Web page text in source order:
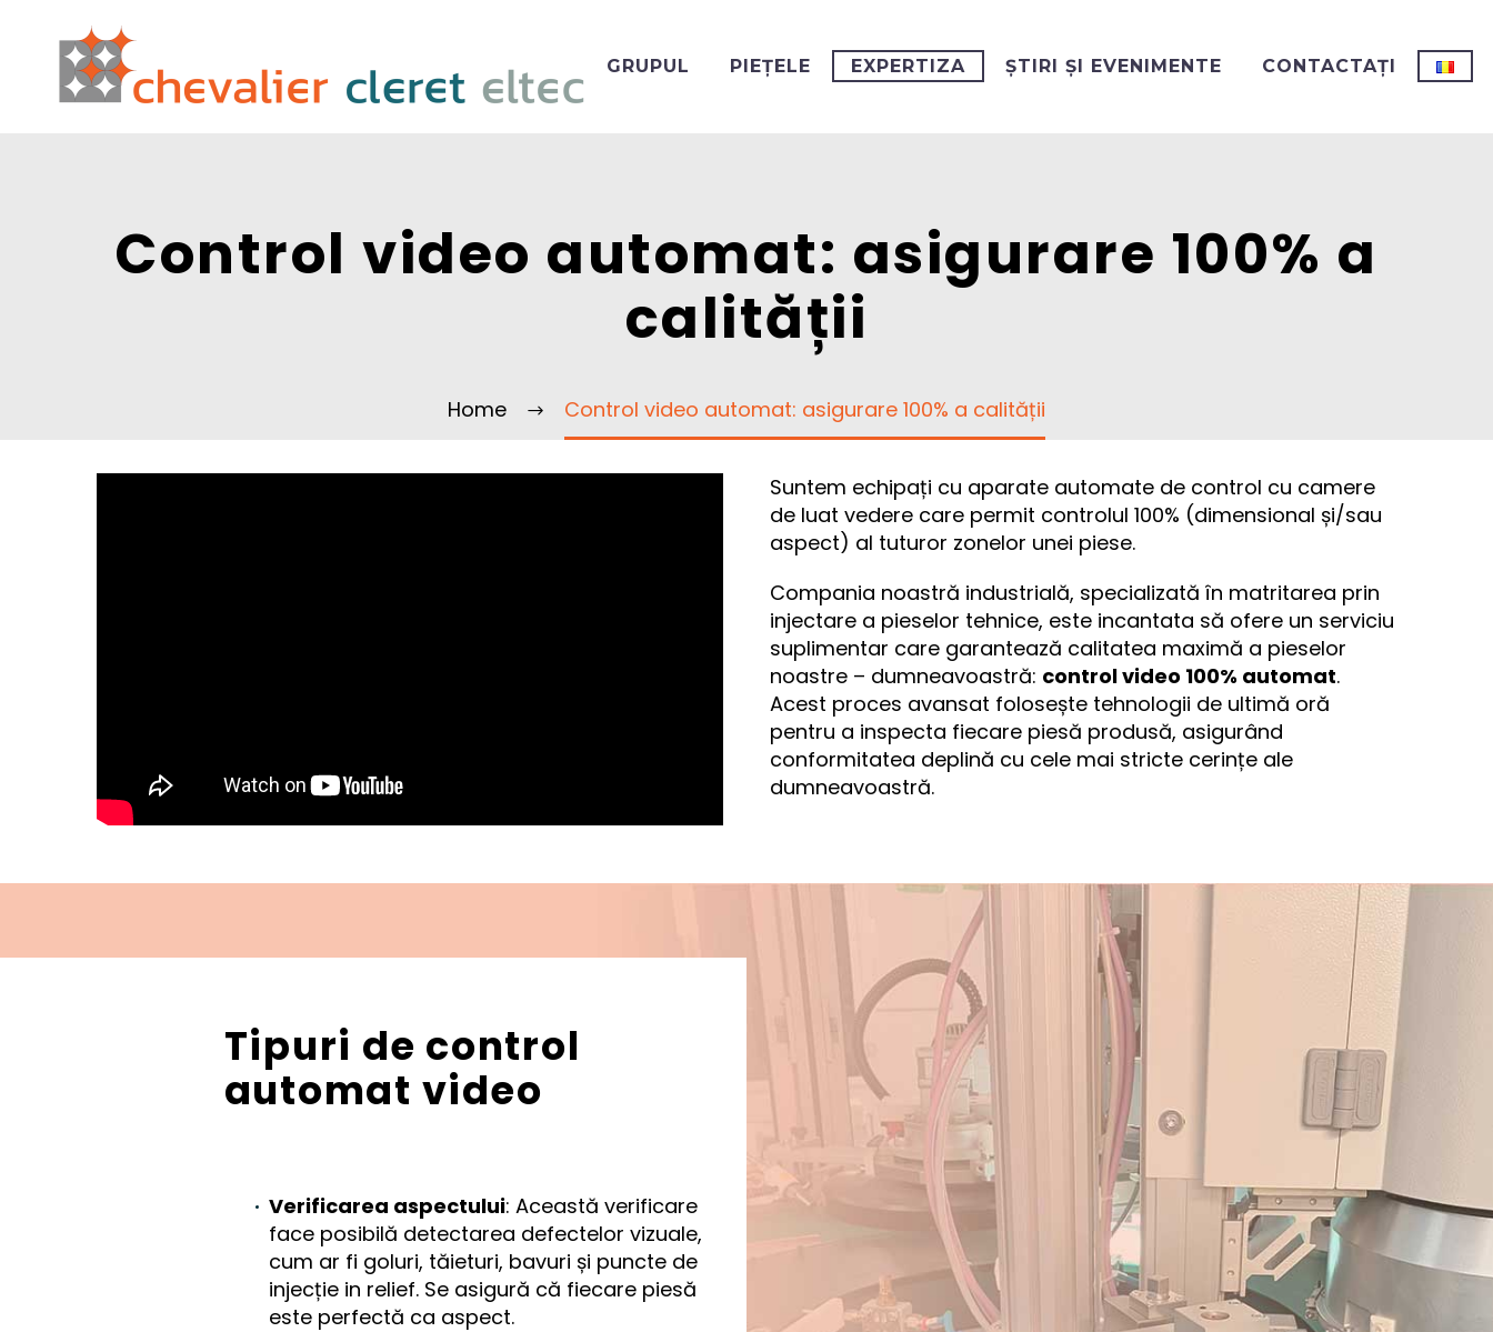
GRUPUL PIEȚELE EXPERTIZA ȘTIRI ȘI EVENIMENTE CONTACTAȚI
Control video automat: asigurare 100% a
calității
Home Control video automat: asigurare 100% a calității
Suntem echipați cu aparate automate de control cu camere
de luat vedere care permit controlul 100% (dimensional și/sau
aspect) al tuturor zonelor unei piese.
Compania noastră industrială, specializată în matritarea prin
injectare a pieselor tehnice, este incantata să ofere un serviciu
suplimentar care garantează calitatea maximă a pieselor
noastre – dumneavoastră: control video 100% automat.
Acest proces avansat folosește tehnologii de ultimă oră
pentru a inspecta fiecare piesă produsă, asigurând
conformitatea deplină cu cele mai stricte cerințe ale
dumneavoastră.
Tipuri de control
automat video
Verificarea aspectului: Această verificare
face posibilă detectarea defectelor vizuale,
cum ar fi goluri, tăieturi, bavuri și puncte de
injecție in relief. Se asigură că fiecare piesă
este perfectă ca aspect.